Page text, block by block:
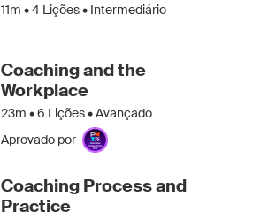
11m •4 Lições • Intermediário
Coaching and the
Workplace
23m •6 Lições • Avançado
Aprovado por
Coaching Process and
Practice